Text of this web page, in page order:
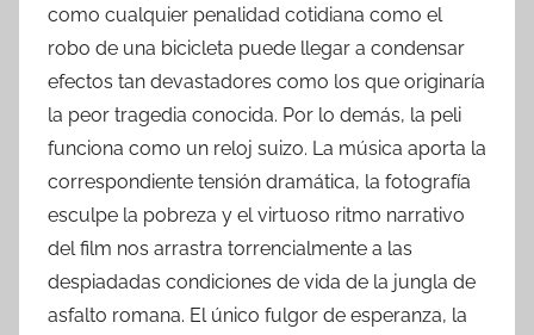
como cualquier penalidad cotidiana como el
robo de una bicicleta puede llegar a condensar
efectos tan devastadores como los que originaría
la peor tragedia conocida. Por lo demás, la peli
funciona como un reloj suizo. La música aporta la
correspondiente tensión dramática, la fotografía
esculpe la pobreza y el virtuoso ritmo narrativo
del film nos arrastra torrencialmente a las
despiadadas condiciones de vida de la jungla de
asfalto romana. El único fulgor de esperanza, la